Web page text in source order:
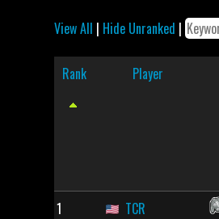
View All | Hide Unranked |
Rank Player
1 TCR